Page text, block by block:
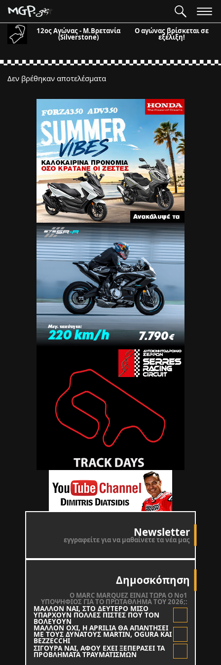
12ος Αγώνας - Μ.Βρετανία
(Silverstone)
Ο αγώνας βρίσκεται σε
εξέλιξη!
Newsletter
εγγραφείτε για να μαθαίνετε τα νέα μας
Δημοσκόπηση
O MARC MARQUEZ ΕΙΝΑΙ ΤΩΡΑ Ο Νο1
ΥΠΟΨΗΦΙΟΣ ΓΙΑ ΤΟ ΠΡΩΤΑΘΛΗΜΑ ΤΟΥ 2026;:
ΜΑΛΛΟΝ ΝΑΙ, ΣΤΟ ΔΕΥΤΕΡΟ ΜΙΣΟ
ΥΠΑΡΧΟΥΝ ΠΟΛΛΕΣ ΠΙΣΤΕΣ ΠΟΥ ΤΟΝ
ΒΟΛΕΥΟΥΝ
ΜΑΛΛΟΝ ΟΧΙ, Η APRILIA ΘΑ ΑΠΑΝΤΗΣΕΙ
ΜΕ ΤΟΥΣ ΔΥΝΑΤΟΥΣ MARTIN, OGURA KAI
BEZZECCHI
ΣΙΓΟΥΡΑ ΝΑΙ, ΑΦΟΥ ΕΧΕΙ ΞΕΠΕΡΑΣΕΙ ΤΑ
ΠΡΟΒΛΗΜΑΤΑ ΤΡΑΥΜΑΤΙΣΜΩΝ
Δεν βρέθηκαν αποτελέσματα